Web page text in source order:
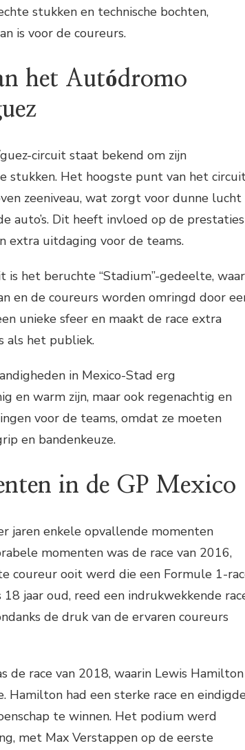
stukken en technische bochten,
is voor de coureurs.
het Autódromo
circuit staat bekend om zijn
stukken. Het hoogste punt van het
zeeniveau, wat zorgt voor dunne lucht
auto’s. Dit heeft invloed op de prestaties
extra uitdaging voor de teams.
is het beruchte “Stadium”-gedeelte, waar
en de coureurs worden omringd door
unieke sfeer en maakt de race extra
als het publiek.
in Mexico-Stad erg
en warm zijn, maar ook regenachtig en
voor de teams, omdat ze moeten
en bandenkeuze.
in de GP Mexico
jaren enkele opvallende momenten
momenten was de race van 2016,
coureur ooit werd die een Formule 1-
jaar oud, reed een indrukwekkende
de druk van de ervaren coureurs
de race van 2018, waarin Lewis Hamilton
had een sterke race en
te winnen. Het podium werd
met Max Verstappen op de eerste